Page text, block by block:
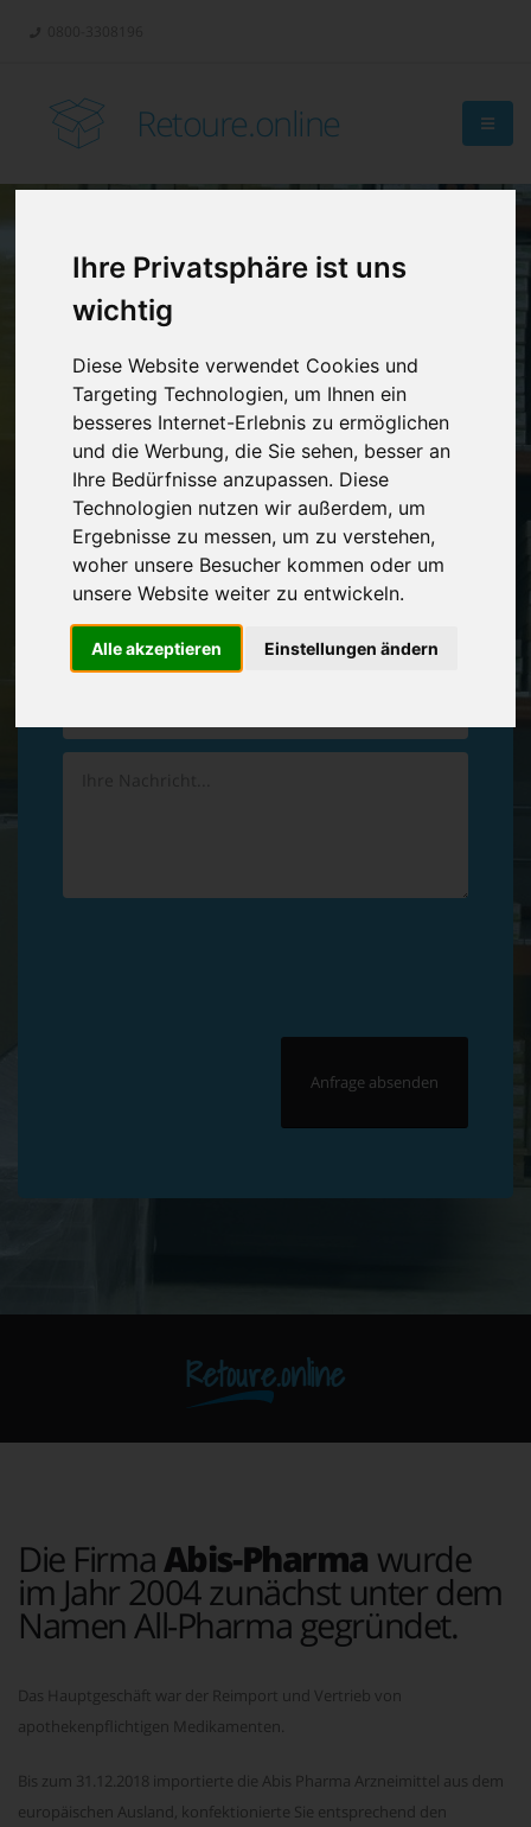
Ihre Privatsphäre ist uns
wichtig
Diese Website verwendet Cookies und
Targeting Technologien, um Ihnen ein
besseres Internet-Erlebnis zu ermöglichen
und die Werbung, die Sie sehen, besser an
Ihre Bedürfnisse anzupassen. Diese
Technologien nutzen wir außerdem, um
Ergebnisse zu messen, um zu verstehen,
woher unsere Besucher kommen oder um
unsere Website weiter zu entwickeln.
Alle akzeptieren Einstellungen ändern
Retoure.online
Retouren-
Management?
Vereinbaren Sie einenRückruf
Hinterlassen Sie uns gern eine persönliche Nachricht.
Retoure.online
Die Firma Abis-Pharma wurde
im Jahr 2004 zunächst unter dem
Namen All-Pharma gegründet.
Das Hauptgeschäft war der Reimport und Vertrieb von
apothekenpflichtigen Medikamenten.
Bis zum 31.12.2018 importierte die Abis Pharma Arzneimittel aus dem
europäischen Ausland, konfektionierte Sie entsprechend den